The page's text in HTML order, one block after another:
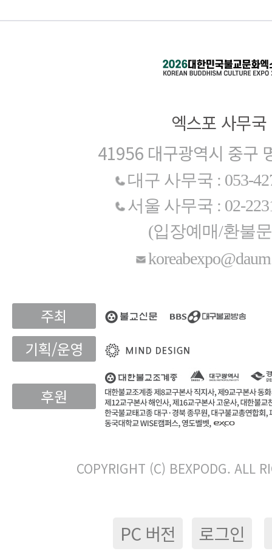
엑스포 사무국
41956 대구광역시 중구
대구 사무국 : 053-
서울 사무국 : 02-
(입장예매/환불
주최
기획/운영
후원
COPYRIGHT (C) BEXPODG. ALL
PC 버전 로그인